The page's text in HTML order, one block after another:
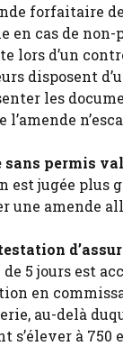
forfaitaire
en cas de
lors d’un
disposent
les
l’amende
sans permis
est jugée plus
une amende
5 jours est
en
au-delà
s’élever à 750